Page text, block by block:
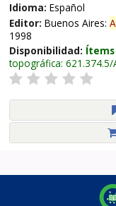
Idioma: Español
Editor: Buenos Aires:
1998
Disponibilidad:
topográfica: